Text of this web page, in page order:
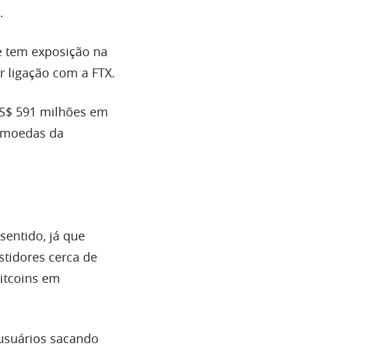
exposição na
com a FTX.
591 milhões em
da
já que
cerca de
em
sacando